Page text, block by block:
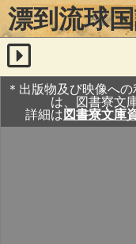
＊出版物及び映像へ
は、図書寮文
詳細は 図書寮文庫